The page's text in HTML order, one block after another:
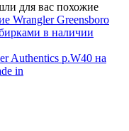
для вас похожие
Wrangler Greensboro
в наличии
Authentics р.W40 на
in